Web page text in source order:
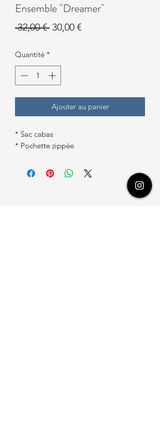
Ensemble "Dreamer"
32,00 € Prix
30,00 €Prix
Quantité *
Ajouter au panier
* Sac cabas
* Pochette zippée